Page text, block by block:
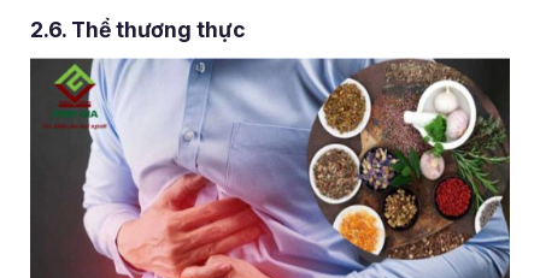
2.6. Thể thương thực